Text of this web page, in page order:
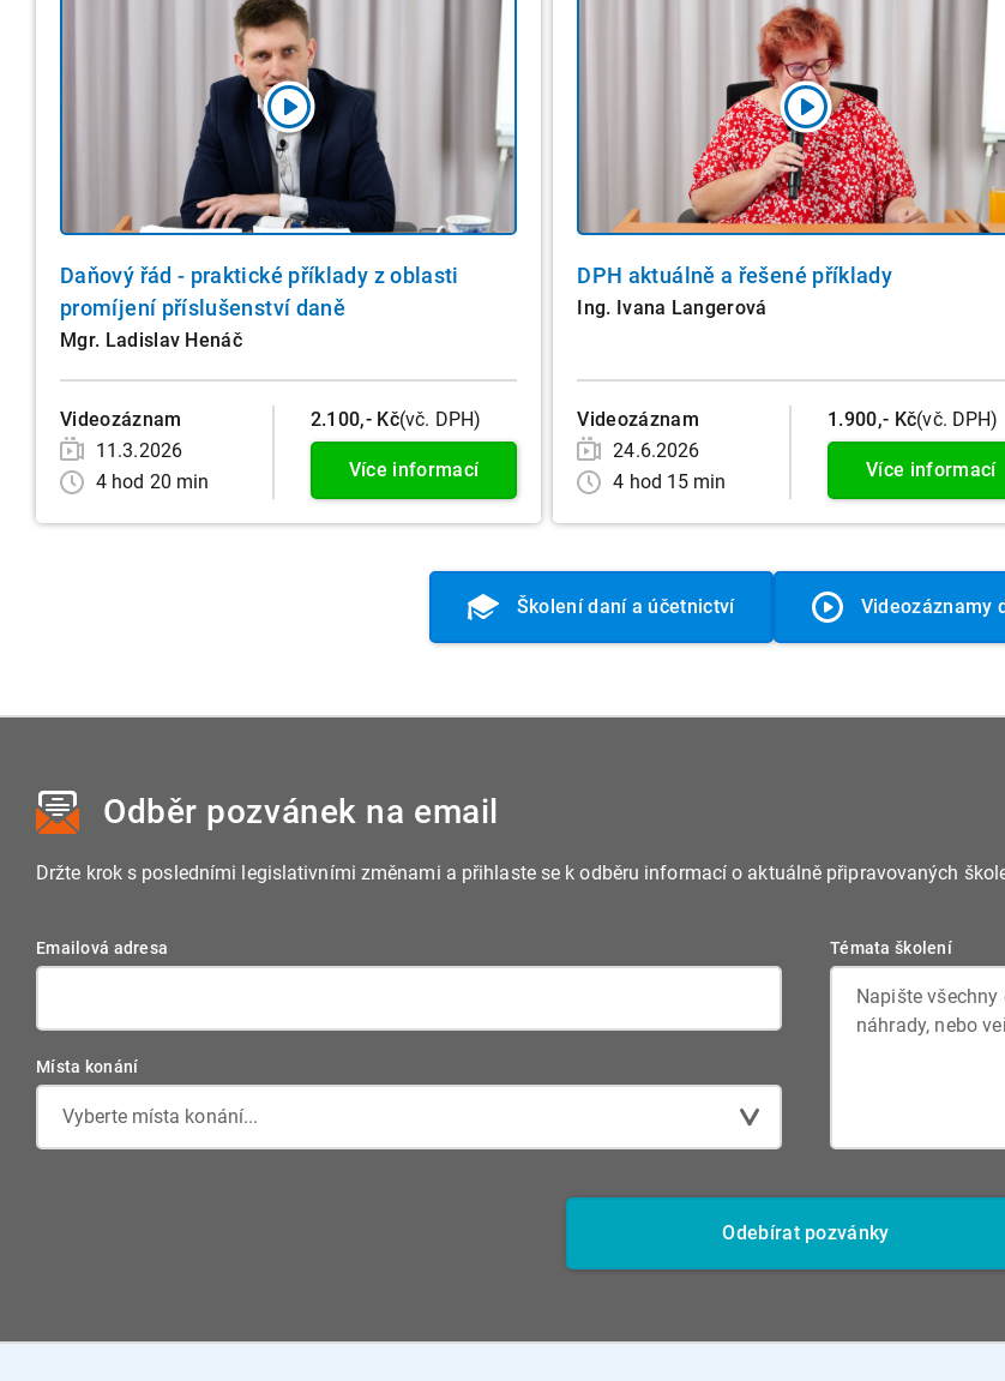
Daňový řád - praktické příklady z oblasti
promíjení příslušenství daně
Mgr. Ladislav Henáč
Videozáznam
11.3.2026
4 hod 20 min
2.100,- Kč(vč. DPH)
Více informací
DPH aktuálně a řešené příklady
Ing. Ivana Langerová
Videozáznam
24.6.2026
4 hod 15 min
1.900,- Kč(vč. DPH)
Více informací
Školení daní a účetnictví Videozáznamy
Odběr pozvánek na email
Držte krok s posledními legislativními změnami a přihlaste se k odběru informací o aktuálně připravovaných
Emailová adresa
Místa konání
Vyberte místa konání...
Témata školení
Odebírat pozvánky